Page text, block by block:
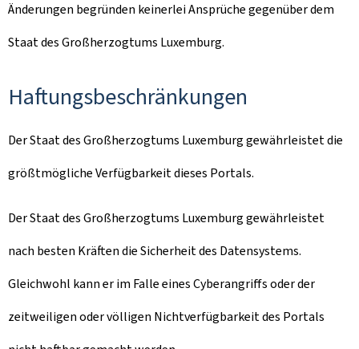
Änderungen begründen keinerlei Ansprüche gegenüber dem
Staat des Großherzogtums Luxemburg.
Haftungsbeschränkungen
Der Staat des Großherzogtums Luxemburg gewährleistet die
größtmögliche Verfügbarkeit dieses Portals.
Der Staat des Großherzogtums Luxemburg gewährleistet
nach besten Kräften die Sicherheit des Datensystems.
Gleichwohl kann er im Falle eines Cyberangriffs oder der
zeitweiligen oder völligen Nichtverfügbarkeit des Portals